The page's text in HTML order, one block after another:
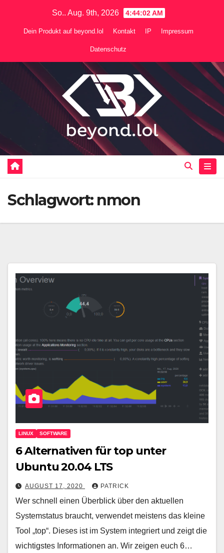
So.. Aug. 9th, 2026 4:44:02 AM
Dein Produkt auf beyond.lol Kontakt IP Impressum
Datenschutz
Schlagwort: nmon
LINUX SOFTWARE
6 Alternativen für top unter
Ubuntu 20.04 LTS
AUGUST 17, 2020 PATRICK
Wer schnell einen Überblick über den aktuellen
Systemstatus braucht, verwendet meistens das kleine
Tool „top“. Dieses ist im System integriert und zeigt die
wichtigstes Informationen an. Wir zeigen euch 6…